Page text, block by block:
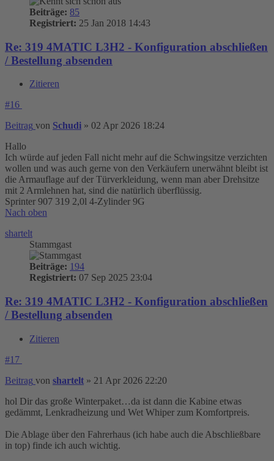
Beiträge: 85
Registriert: 25 Jan 2018 14:43
Re: 319 4MATIC L3H2 - Konfiguration abschließen
/ Bestellung absenden
Zitieren
#16
Beitrag von Schudi » 02 Apr 2026 18:24
Hallo
Ich würde auf jeden Fall nicht mehr auf die Schwingsitze verzichten
wollen und was auch gerne von den Verkäufern unerwähnt bleibt ist
die Armauflage auf der Türverkleidung, wenn man aber Drehsitze
mit 2 Armlehnen hat, sind die natürlich überflüssig.
Sprinter 907 319 2,0l 4-Zylinder 9G
Nach oben
shartelt
Stammgast
Beiträge: 194
Registriert: 07 Sep 2025 23:04
Re: 319 4MATIC L3H2 - Konfiguration abschließen
/ Bestellung absenden
Zitieren
#17
Beitrag von shartelt » 21 Apr 2026 22:20
hol Dir das große Winterpaket…da ist dann die Kabine etwas
gedämmt, Lenkradheizung und Wet Whiper zum Komfortpreis.
Die Ablage über den Fahrerhaus (ich habe auch die Abschließbare
in top) finde ich auch wichtig.